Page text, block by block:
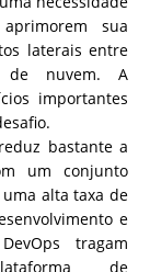
sua
laterais entre
de nuvem. A
importantes
bastante a
um conjunto
alta taxa de
e
tragam
de